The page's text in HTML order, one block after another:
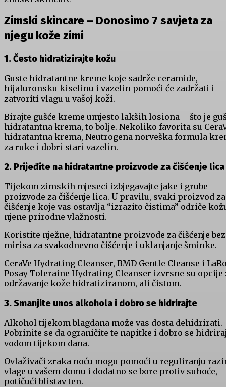
Zimski skincare – Donosimo 7 savjeta za
njegu kože zimi
1. Često hidratizirajte kožu
Guste hidratantne kreme koje sadrže ceramide,
hijaluronsku kiselinu i vazelin pomoći će zadržati i
zatvoriti vlagu u vašoj koži.
Birajte gušće kreme umjesto lakših losiona – što je
hidratantna krema, to bolje. Nekoliko favorita su
hidratantna krema, Neutrogena norveška formula
za ruke i dobri stari vazelin.
2. Prijeđite na hidratantne proizvode za čišćenje lica
Tijekom zimskih mjeseci izbjegavajte jake i grube
proizvode za čišćenje lica. U pravilu, svaki proizvod za
čišćenje koje vas ostavlja “izrazito čistima” odriče
njene prirodne vlažnosti.
Koristite nježne, hidratantne proizvode za čišćenje bez
mirisa za svakodnevno čišćenje i uklanjanje šminke.
CeraVe Hydrating Cleanser, BMD Gentle Cleanse i
Posay Toleraine Hydrating Cleanser izvrsne su opcije
održavanje kože hidratiziranom, ali čistom.
3. Smanjite unos alkohola i dobro se hidrirajte
Alkohol tijekom blagdana može vas dosta dehidrirati.
Pobrinite se da ograničite te napitke i dobro se
vodom tijekom dana.
Ovlaživači zraka noću mogu pomoći u reguliranju
vlage u vašem domu i dodatno se bore protiv suhoće,
potičući blistav ten.